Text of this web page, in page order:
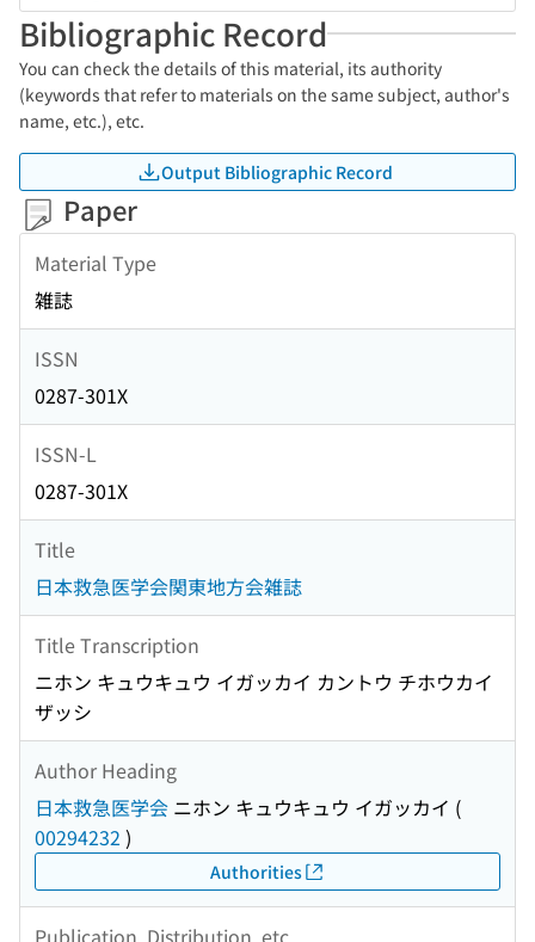
Bibliographic Record
You can check the details of this material, its authority
(keywords that refer to materials on the same subject, author's
name, etc.), etc.
Output Bibliographic Record
Paper
Material Type
雑誌
ISSN
0287-301X
ISSN-L
0287-301X
Title
日本救急医学会関東地方会雑誌
Title Transcription
ニホン キュウキュウ イガッカイ カントウ チホウカイ
ザッシ
Author Heading
日本救急医学会 ニホン キュウキュウ イガッカイ (
00294232 )
Authorities
Publication, Distribution, etc.